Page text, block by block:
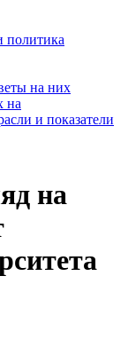
политика
на них
на
и показатели
на